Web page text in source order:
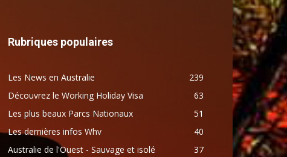
Rubriques populaires
Les News en Australie
239
Découvrez le Working Holiday Visa
63
Les plus beaux Parcs Nationaux
51
Les dernières infos Whv
40
Australie de l'Ouest - Sauvage et isolé
37